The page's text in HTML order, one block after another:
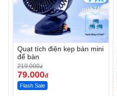
Quạt tích điện kẹp bàn mini
để bàn
219.000đ
79.000đ
Flash Sale